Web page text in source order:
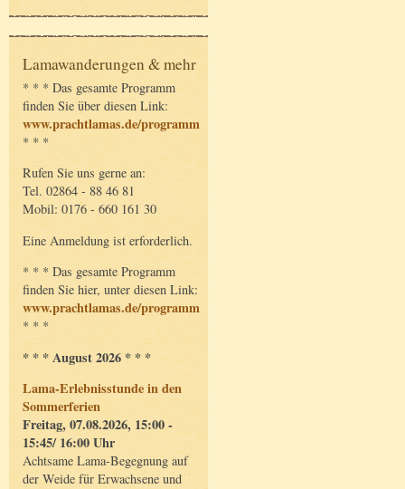
Lamawanderungen & mehr
* * * Das gesamte Programm
finden Sie über diesen Link:
www.prachtlamas.de/programm
* * *
Rufen Sie uns gerne an:
Tel. 02864 - 88 46 81
Mobil: 0176 - 660 161 30
Eine Anmeldung ist erforderlich.
* * * Das gesamte Programm
finden Sie hier, unter diesen Link:
www.prachtlamas.de/programm
* * *
* * * August 2026 * * *
Lama-Erlebnisstunde in den
Sommerferien
Freitag, 07.08.2026, 15:00 -
15:45/ 16:00 Uhr
Achtsame Lama-Begegnung auf
der Weide für Erwachsene und